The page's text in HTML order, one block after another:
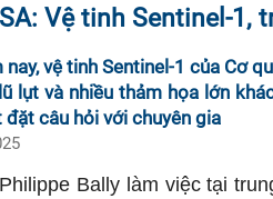
Vệ tinh Sentinel-
nay, vệ tinh Sentinel-1 của Cơ
lụt và nhiều thảm họa lớn
đặt câu hỏi với chuyên gia
Bally làm việc tại